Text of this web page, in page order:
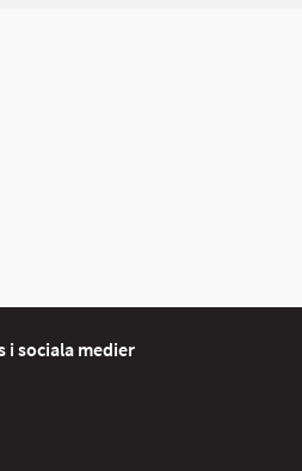
i sociala medier